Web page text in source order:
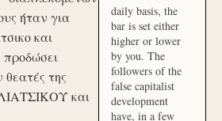
ήταν για
και
προδώσει
της
και
daily basis, the
bar is set either
higher or lower
by you. The
followers of the
false capitalist
development
have, in a few